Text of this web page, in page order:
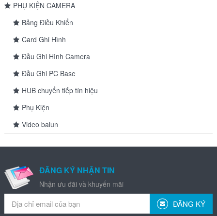
PHỤ KIỆN CAMERA
Bảng Điều Khiển
Card Ghi Hình
Đầu Ghi Hình Camera
Đầu Ghi PC Base
HUB chuyển tiếp tín hiệu
Phụ Kiện
Video balun
ĐĂNG KÝ NHẬN TIN
Nhận ưu đãi và khuyến mãi
ĐĂNG KÝ